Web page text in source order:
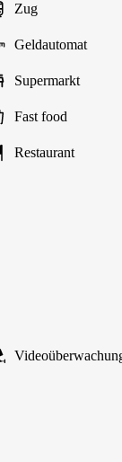
Zug
Geldautomat
Supermarkt
Fast food
Restaurant